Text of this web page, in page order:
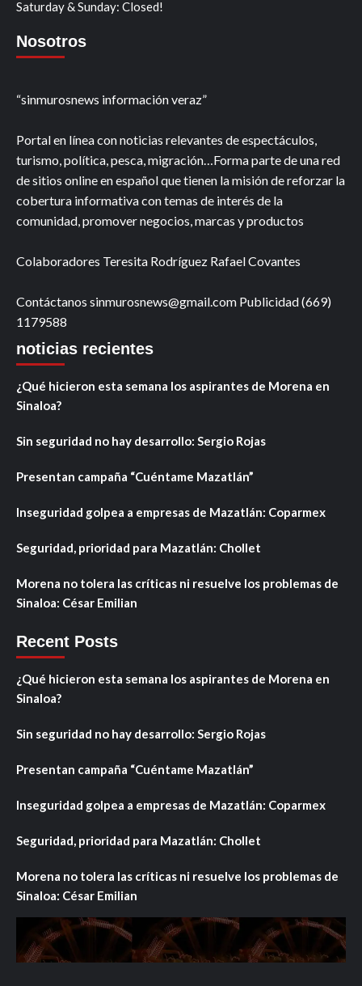
Saturday & Sunday: Closed!
Nosotros
“sinmurosnews información veraz”
Portal en línea con noticias relevantes de espectáculos,
turismo, política, pesca, migración…Forma parte de una red
de sitios online en español que tienen la misión de reforzar la
cobertura informativa con temas de interés de la
comunidad, promover negocios, marcas y productos
Colaboradores Teresita Rodríguez Rafael Covantes
Contáctanos sinmurosnews@gmail.com Publicidad (669)
1179588
noticias recientes
¿Qué hicieron esta semana los aspirantes de Morena en
Sinaloa?
Sin seguridad no hay desarrollo: Sergio Rojas
Presentan campaña “Cuéntame Mazatlán”
Inseguridad golpea a empresas de Mazatlán: Coparmex
Seguridad, prioridad para Mazatlán: Chollet
Morena no tolera las críticas ni resuelve los problemas de
Sinaloa: César Emilian
Recent Posts
¿Qué hicieron esta semana los aspirantes de Morena en
Sinaloa?
Sin seguridad no hay desarrollo: Sergio Rojas
Presentan campaña “Cuéntame Mazatlán”
Inseguridad golpea a empresas de Mazatlán: Coparmex
Seguridad, prioridad para Mazatlán: Chollet
Morena no tolera las críticas ni resuelve los problemas de
Sinaloa: César Emilian